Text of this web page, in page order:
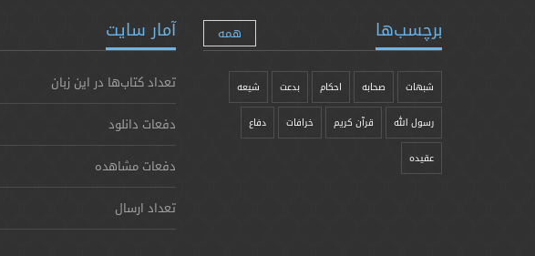
برچسب‌ها همه
شبهات صحابه احکام بدعت شیعه
رسول الله قرآن کریم خرافات دفاع
عقیده
آمار سایت
تعداد کتاب‌ها در این زبان
دفعات دانلود
دفعات مشاهده
تعداد ارسال